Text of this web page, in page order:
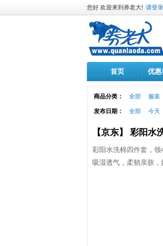
您好 欢迎来到券老大! 请登录
首页 优惠
商品分类： 全部 服装
发布日期： 全部 今天
【京东】 彩阳水
彩阳水洗棉四件套，
吸湿透气，柔韧亲肤